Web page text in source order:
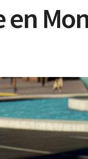
en